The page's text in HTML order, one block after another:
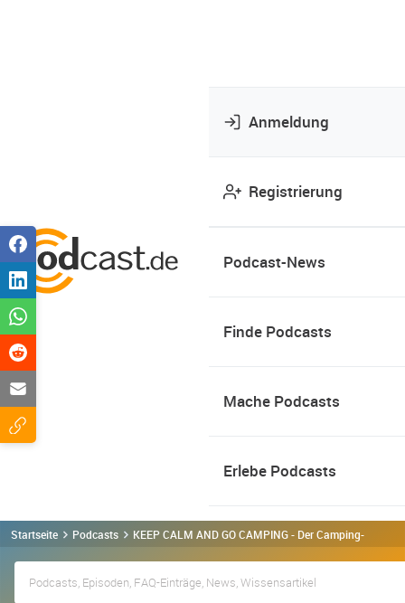
Anmeldung
Registrierung
Podcast-News
Finde Podcasts
Mache Podcasts
Erlebe Podcasts
Startseite Podcasts KEEP CALM AND GO CAMPING - Der Camping-